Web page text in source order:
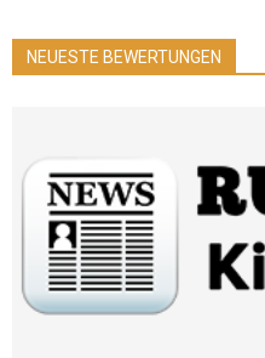
NEUESTE BEWERTUNGEN